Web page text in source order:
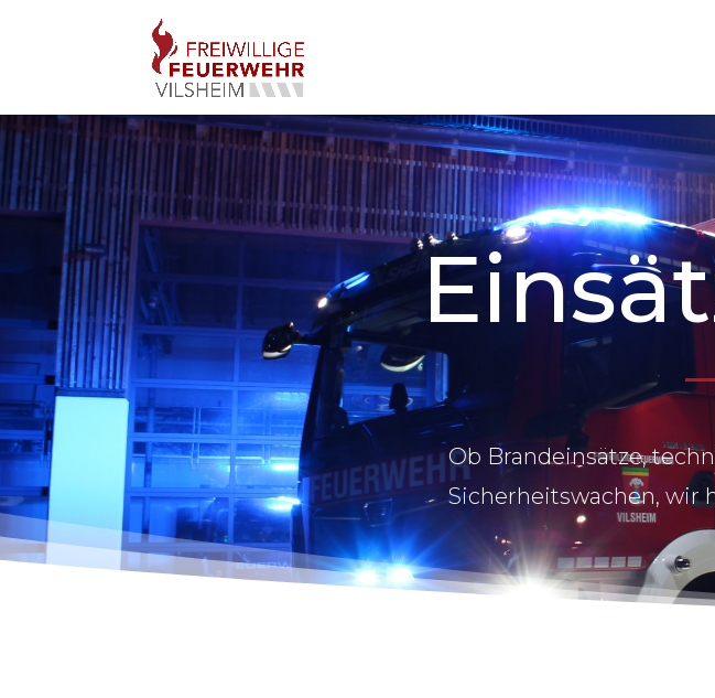
Ob Brandeinsätze,
Sicherheitswachen, wir